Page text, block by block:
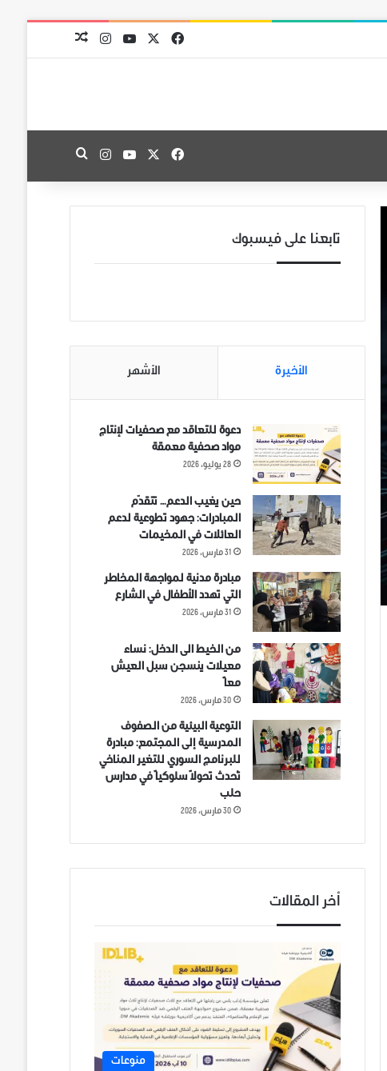
فيسبوك
‫X
‫YouTubeانستقراممقال عشوائي
فيسبوك
‫X
‫YouTubeانستقرامبحث عن
تابعنا على فيسبوك
الأخيرة الأشهر
دعوة للتعاقد مع صحفيات لإنتاج
مواد صحفية معمقة
28 يوليو، 2026
حين يغيب الدعم… تتقدّم
المبادرات: جهود تطوعية لدعم
العائلات في المخيمات
31 مارس، 2026
مبادرة مدنية لمواجهة المخاطر
التي تهدد الأطفال في الشارع
31 مارس، 2026
من الخيط الى الدخل: نساء
معيلات ينسجن سبل العيش
معاً
30 مارس، 2026
التوعية البيئية من الصفوف
المدرسية إلى المجتمع: مبادرة
للبرنامج السوري للتغير المناخي
تُحدث تحولاً سلوكياً في مدارس
حلب
30 مارس، 2026
أخر المقالات
منوعات